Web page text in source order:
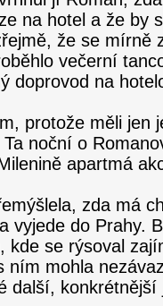
na hotel a že by
že se mírně
večerní
doprovod na
protože měli jen
noční o
apartmá
zda má
vyjede do Prahy.
kde se rýsoval
ním mohla
další, konkrétnější